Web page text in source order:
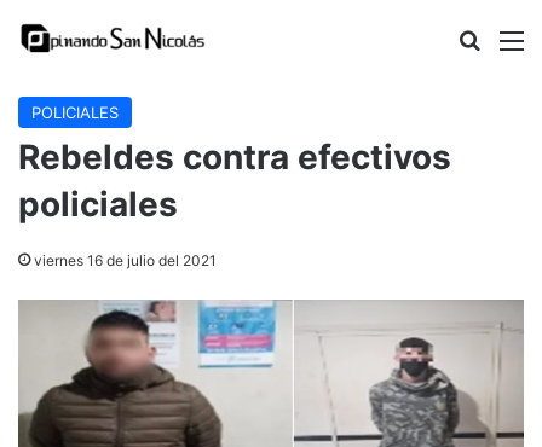
Buscar
POLICIALES
Rebeldes contra efectivos
policiales
viernes 16 de julio del 2021